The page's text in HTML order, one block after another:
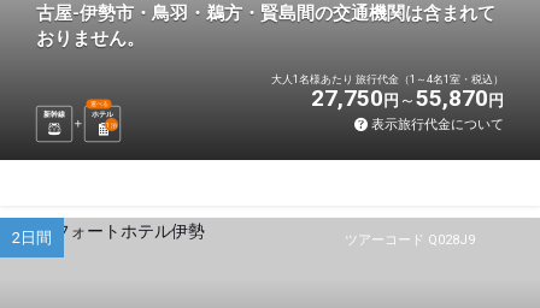
古屋-伊勢市・鳥羽・鵜方・賢島間の交通機関は含まれて
おりません。
新幹線 ホテル
選べる
1 泊
大人1名様あたり 旅行代金（1～4名1室・税込）
27,750 円 55,870 円
表示旅行代金について
ツアーコード Q028J9
2日間